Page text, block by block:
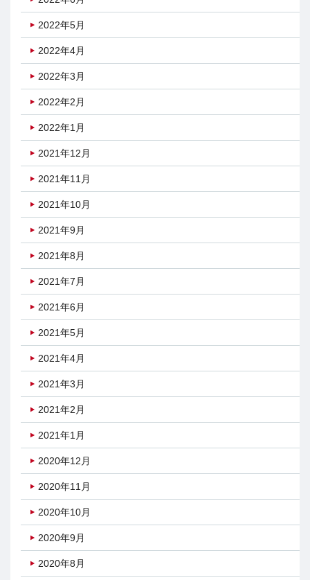
2022年5月
2022年4月
2022年3月
2022年2月
2022年1月
2021年12月
2021年11月
2021年10月
2021年9月
2021年8月
2021年7月
2021年6月
2021年5月
2021年4月
2021年3月
2021年2月
2021年1月
2020年12月
2020年11月
2020年10月
2020年9月
2020年8月